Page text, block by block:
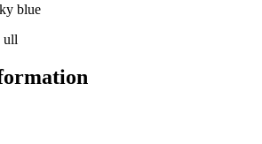
blue
ull